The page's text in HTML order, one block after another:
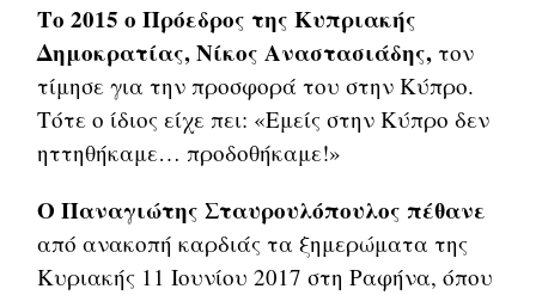
Το 2015 ο Πρόεδρος της Κυπριακής
Δημοκρατίας, Νίκος Αναστασιάδης, τον
τίμησε για την προσφορά του στην Κύπρο.
Τότε ο ίδιος είχε πει: «Εμείς στην Κύπρο δεν
ηττηθήκαμε… προδοθήκαμε!»
Ο Παναγιώτης Σταυρουλόπουλος πέθανε
από ανακοπή καρδιάς τα ξημερώματα της
Κυριακής 11 Ιουνίου 2017 στη Ραφήνα, όπου